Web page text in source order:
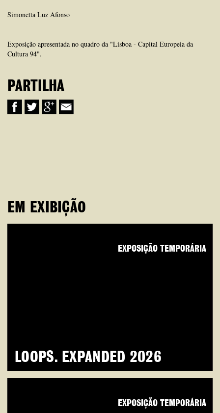
Simonetta Luz Afonso
Exposição apresentada no quadro da "Lisboa - Capital Europeia da
Cultura 94".
PARTILHA
EM EXIBIÇÃO
LOOPS. EXPANDED 2026
EXPOSIÇÃO TEMPORÁRIA
EXPOSIÇÃO TEMPORÁRIA